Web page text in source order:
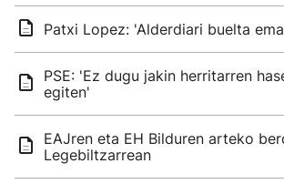
Patxi Lopez: 'Alderdiari buelta
PSE: 'Ez dugu jakin herritarren
egiten'
EAJren eta EH Bilduren arteko
Legebiltzarrean